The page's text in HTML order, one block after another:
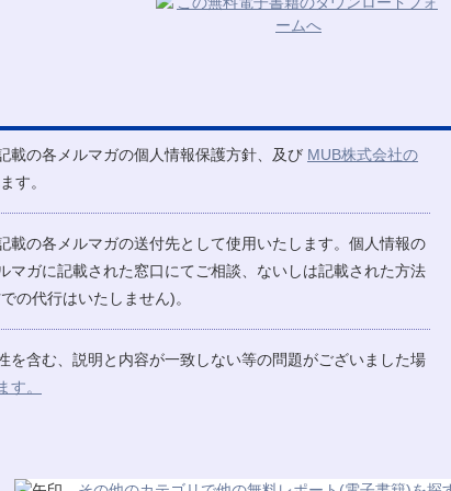
載の各メルマガの個人情報保護方針、及び MUB株式会社の
す。
載の各メルマガの送付先として使用いたします。個人情報の
マガに記載された窓口にてご相談、ないしは記載された方法
の代行はいたしません)。
を含む、説明と内容が一致しない等の問題がございました場
す。